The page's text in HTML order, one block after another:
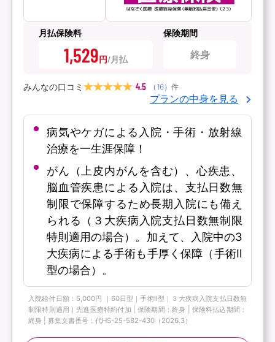
月払保険料
1,529円
保険期間
終身
みんなの口コミ 4.5 （ 16） 件
プランの中身を見る
病気やケガによる入院・手術・放射線
治療を一生涯保障！
がん（上皮内がんを含む）、心疾患、
脳血管疾患による入院は、支払日数無
制限で保障するため長期入院にも備え
られる（３大疾病入院支払日数無制限
特則適用の場合）。加えて、入院中の3
大疾病による手術も手厚く保障（手術Ⅱ
型の場合）。
入院給付日額：5,000円 ｜60日型｜手術Ⅱ型｜３大疾病入院支払日数無
制限特則適用｜先進医療特約付加 | 保険期間：終身 | 保険料払込期間：
終身 | 募集文書番号：代HS-25-582-430（2026.3）